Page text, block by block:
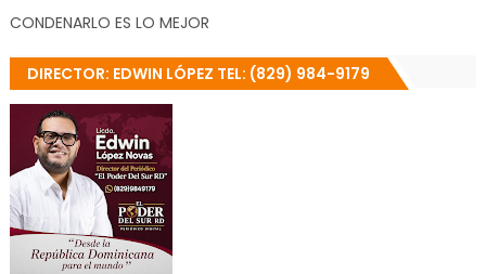
CONDENARLO ES LO MEJOR
DIRECTOR: EDWIN LÓPEZ TEL: (829) 984-9179